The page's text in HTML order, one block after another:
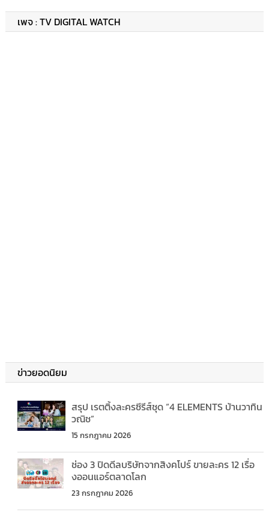
เพจ : TV DIGITAL WATCH
ข่าวยอดนิยม
สรุป เรตติ้งละครซีรีส์ชุด “4 ELEMENTS บ้านวาทิน
วณิช”
15 กรกฎาคม 2026
ช่อง 3 ปิดดีลบริษัทจากสิงคโปร์ ขายละคร 12 เรื่อ
งออนแอร์ตลาดโลก
23 กรกฎาคม 2026